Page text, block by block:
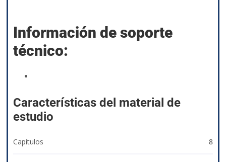
Información de soporte
técnico:
Características del material de
estudio
Capítulos 8